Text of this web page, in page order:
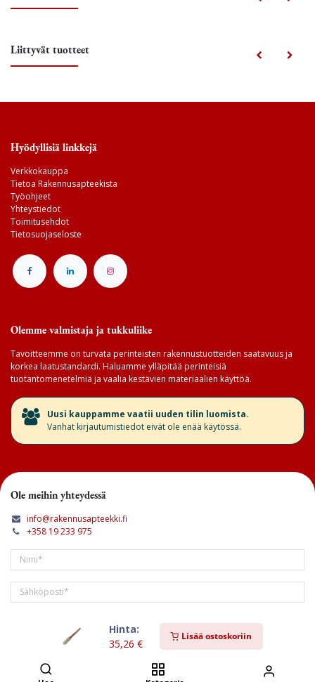
Hinta:
35,26 €
Lisää ostoskoriin
Liittyvät tuotteet
Hyödyllisiä linkkejä
Verkkokauppa
Tietoa Rakennusapteekista
Työohjeet
Yhteystiedot
Toimitusehdot
Tietosuojaseloste
Olemme valmistaja ja tukkuliike
Tavoitteemme on turvata perinteisten rakennustuotteiden saatavuus ja
korkea laatustandardi. Haluamme ylläpitää perinteisiä
tuotantomenetelmiä ja vaalia kestävien materiaalien käyttöä.
​Uusi kauppamme vaatii uuden tilin luomista.
Vanhat kirjautumistiedot eivät ole enää käytössä.
Ole meihin yhteydessä
info@rakennusapteekki.fi
+358 19 233 975
Tilaa kirjeemme